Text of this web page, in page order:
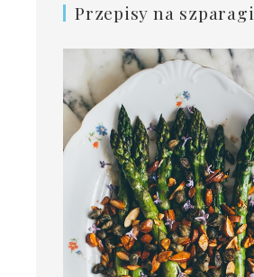
Przepisy na szparagi